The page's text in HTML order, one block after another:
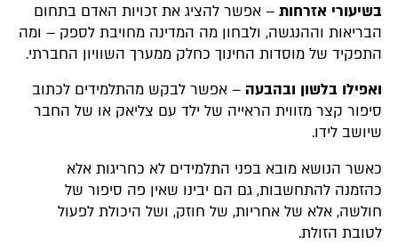
בשיעורי אזרחות– אפשר להציג את זכויות האדם בתחום
הבריאות וההנגשה, ולבחון מה המדינה מחויבת לספק – ומה
התפקיד של מוסדות החינוך כחלק ממערך השוויון החברתי.
ואפילו בלשון ובהבעה – אפשר לבקש מהתלמידים לכתוב
סיפור קצר מזווית הראייה של ילד עם צליאק או של החבר
שיושב לידו.
כאשר הנושא מובא בפני התלמידים לא כחריגות אלא
כהזמנה להתחשבות, גם הם יבינו שאין פה סיפור של
חולשה, אלא של אחריות, של חוזק, ושל היכולת לפעול
לטובת הזולת.